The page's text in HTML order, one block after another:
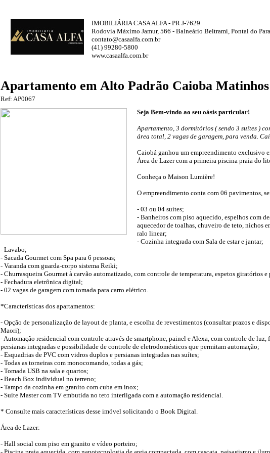
IMOBILIÁRIA CASA ALFA - PR J-7629
Rodovia Máximo Jamur, 566 - Balneário Beltrami, Pontal do
contato@casaalfa.com.br
(41) 99280-5800
www.casaalfa.com.br
Apartamento em Alto Padrão Caioba Matinhos
Ref: AP0067
Seja Bem-vindo ao seu oásis particular!
Apartamento, 3 dormitórios ( sendo 3 suítes )
área total, 2 vagas de garagem, para venda.
Caiobá ganhou um empreendimento exclusivo
Área de Lazer com a primeira piscina praia do
Conheça o Maison Lumière!
O empreendimento conta com 06 pavimentos,
- 03 ou 04 suítes;
- Banheiros com piso aquecido, espelhos com
aquecedor de toalhas, chuveiro de teto, nichos
ralo linear;
- Cozinha integrada com Sala de estar e jantar;
- Lavabo;
- Sacada Gourmet com Spa para 6 pessoas;
- Varanda com guarda-corpo sistema Reiki;
- Churrasqueira Gourmet à carvão automatizado, com controle de temperatura, espetos giratórios
- Fechadura eletrônica digital;
- 02 vagas de garagem com tomada para carro elétrico.
*Características dos apartamentos:
- Opção de personalização de layout de planta, e escolha de revestimentos (consultar prazos e
Maori);
- Automação residencial com controle através de smartphone, painel e Alexa, com controle de
persianas integradas e possibilidade de controle de eletrodomésticos que permitam automação;
- Esquadrias de PVC com vidros duplos e persianas integradas nas suítes;
- Todas as torneiras com monocomando, todas a gás;
- Tomada USB na sala e quartos;
- Beach Box individual no terreno;
- Tampo da cozinha em granito com cuba em inox;
- Suíte Master com TV embutida no teto interligada com a automação residencial.
* Consulte mais características desse imóvel solicitando o Book Digital.
Área de Lazer:
- Hall social com piso em granito e vídeo porteiro;